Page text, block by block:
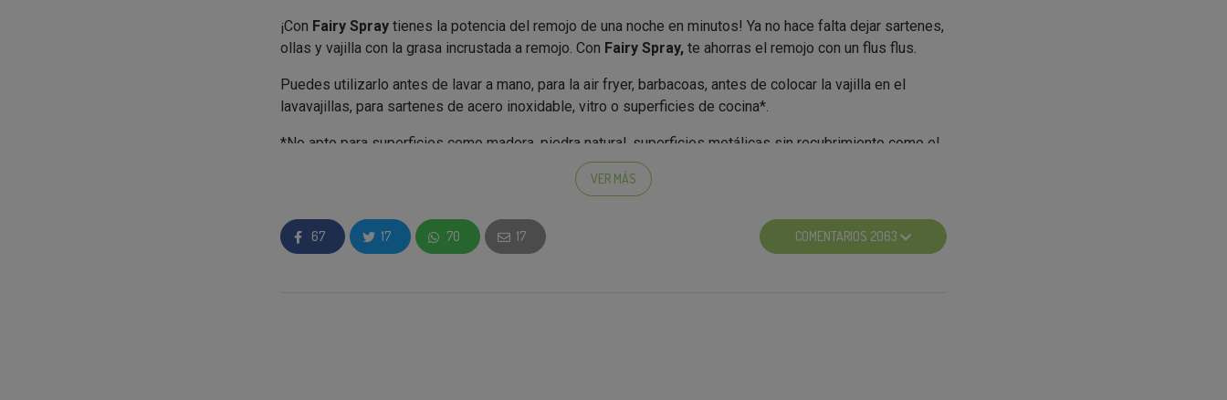
¡Con Fairy Spray tienes la potencia del remojo de una noche en minutos! Ya no hace falta dejar sartenes,
ollas y vajilla con la grasa incrustada a remojo. Con Fairy Spray, te ahorras el remojo con un flus flus.
Puedes utilizarlo antes de lavar a mano, para la air fryer, barbacoas, antes de colocar la vajilla en el
lavavajillas, para sartenes de acero inoxidable, vitro o superficies de cocina*.
*No apto para superficies como madera, piedra natural, superficies metálicas sin recubrimiento como el
Si eres elegido como embajador, recibirás:
VER MÁS
67 17 70 17 COMENTARIOS 2063